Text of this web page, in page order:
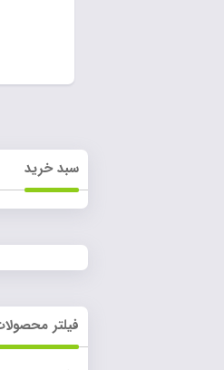
سبد خرید
فیلتر محصولات